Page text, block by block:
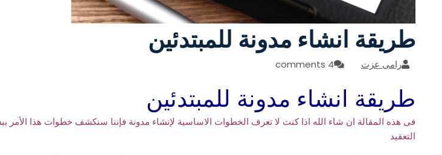
طريقة انشاء مدونة للمبتدئين
رامى عزت 4 comments
طريقة انشاء مدونة للمبتدئين
فى هذه المقالة ان شاء الله اذا كنت لا تعرف الخطوات الاساسية لإنشاء مدونة فإننا سنكشف خطوات هذا الأمر
التعقيد